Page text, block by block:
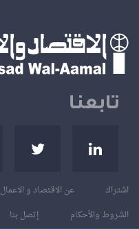
تابعنا
اشتراك عن الاقتصاد و الاعمال
الشروط والأحكام
إتصل بنا